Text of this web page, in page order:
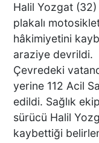
Halil Yozgat
plakalı
hâkimiyetini
araziye devrildi.
Çevredeki
yerine 112 Acil
edildi. Sağlık
sürücü Halil
kaybettiği